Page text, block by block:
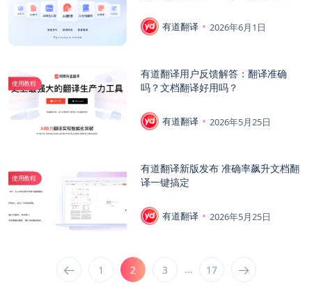
有道翻译 2026年6月1日
使用教程
有道翻译用户反馈解答：翻译准确
吗？文档翻译好用吗？
有道翻译 2026年5月25日
使用教程
有道翻译新版发布 准确率飙升文档翻
译一键搞定
有道翻译 2026年5月25日
1 2 3 … 17